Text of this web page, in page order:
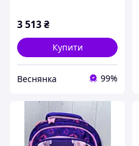
3 513₴
Купити
Веснянка 99%